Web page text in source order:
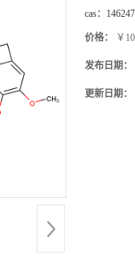
cas：
价格： ￥
发布日期：
更新日期：